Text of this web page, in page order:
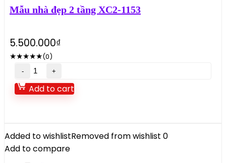
quantity
Mẫu nhà đẹp 2 tầng XC2-1153
5.500.000₫
★★★★★(0)
Mẫu
nhà
đẹp
XC2-
1153
quantity
Add to cart
Added to wishlistRemoved from wishlist 0
Add to compare